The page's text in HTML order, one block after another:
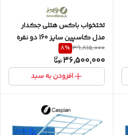
تختخواب باکس هتلی جکدار
مدل کاسپین سایز 160 دو نفره
(دو تکه) به همراه تاج مربعی
39,815,000
8%
36,500,000
افزودن به سبد